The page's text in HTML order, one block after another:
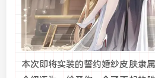
本次即将实装的誓约婚纱皮肤隶